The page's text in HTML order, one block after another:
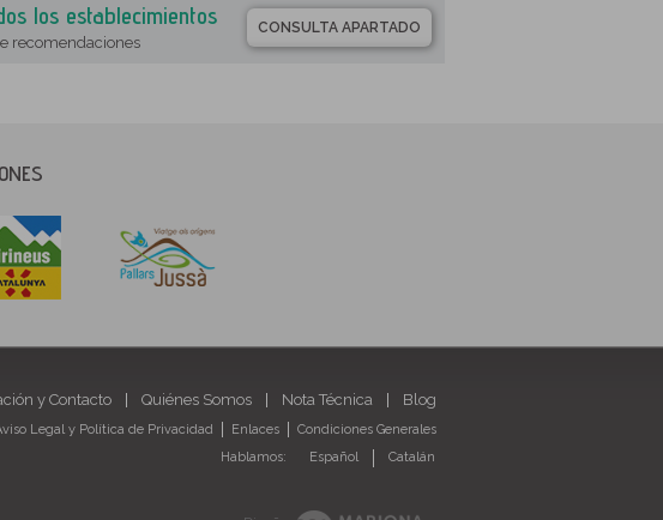
los establecimientos
recomendaciones
CONSULTA APARTADO
y Contacto Quiénes Somos Nota Técnica Blog
Legal y Política de Privacidad Enlaces
Condiciones Generales
Hablamos:
Español Catalán